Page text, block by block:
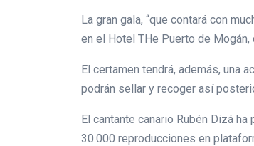
La gran gala, “que contará con
en el Hotel THe Puerto de
El certamen tendrá, además, una
podrán sellar y recoger así
El cantante canario Rubén Dizá
30.000 reproducciones en